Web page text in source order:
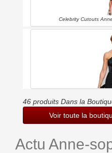
Celebrity Cutouts
Celebrity Cutouts Anne-
46 produits Dans la
Voir toute la
Actu Anne-